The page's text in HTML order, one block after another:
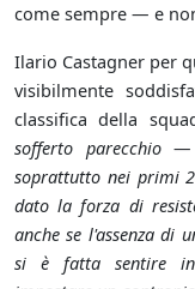
come sempre — e
Ilario Castagner per
visibilmente
classifica della
sofferto parecchio—
soprattutto nei primi
dato la forza di
anche se l'assenza di
si è fatta sentire in